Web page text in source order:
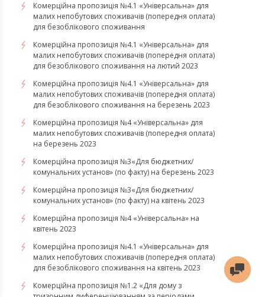
​​​​​​​Комерційна пропозиція №4.1 «Універсальна» для
малих непобутових споживачів (попередня оплата)
для безоблікового споживання
Комерційна пропозиція №4.1 «Універсальна» для
малих непобутових споживачів (попередня оплата)
для безоблікового споживання на лютий 2023
Комерційна пропозиція №4.1 «Універсальна» для
малих непобутових споживачів (попередня оплата)
для безоблікового споживання на березень 2023
​​​​​​​Комерційна пропозиція №4 «Універсальна» для
малих непобутових споживачів (попередня оплата)
на березень 2023
​​​​​​​Комерційна пропозиція №3«Для бюджетних/
комунальних установ» (по факту) на березень 2023
Комерційна пропозиція №3«Для бюджетних/
комунальних установ» (по факту) на квітень 2023
Комерційна пропозиція №4 «Універсальна» на
квітень 2023
Комерційна пропозиція №4.1 «Універсальна» для
малих непобутових споживачів (попередня оплата)
для безоблікового споживання на квітень 2023
Комерційна пропозиція №1.2 «Для дому з